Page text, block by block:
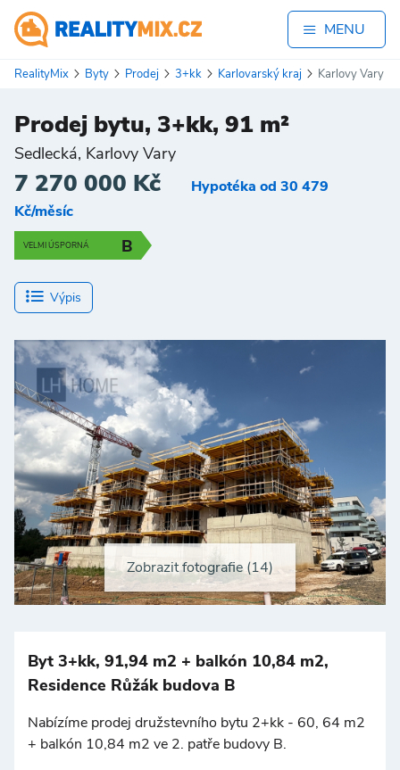
MENU
RealityMix Byty Prodej 3+kk Karlovarský kraj Karlovy Vary
Prodej bytu, 3+kk, 91 m²
Sedlecká, Karlovy Vary
7 270 000 Kč
Hypotéka od 30 479
Kč/měsíc
B
VELMI ÚSPORNÁ
Výpis
−
Zobrazit fotografie (14)
Byt 3+kk, 91,94 m2 + balkón 10,84 m2,
Residence Růžák budova B
Nabízíme prodej družstevního bytu 2+kk - 60, 64 m2
+ balkón 10,84 m2 ve 2. patře budovy B.